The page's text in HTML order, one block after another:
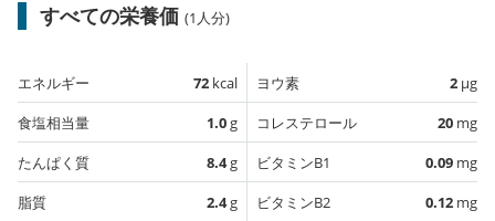
すべての栄養価 (1人分)
エネルギー 72 kcal
食塩相当量
1.0g
たんぱく質
8.4g
脂質
2.4g
ヨウ素 2 µg
コレステロール
20 mg
ビタミンB1
0.09 mg
ビタミンB2
0.12 mg